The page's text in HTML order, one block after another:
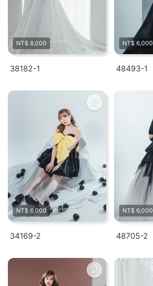
NT$ 8,000
38182-1
NT$ 6,000
48493-1
NT$ 6,000
34169-2
NT$ 6,000
48705-2